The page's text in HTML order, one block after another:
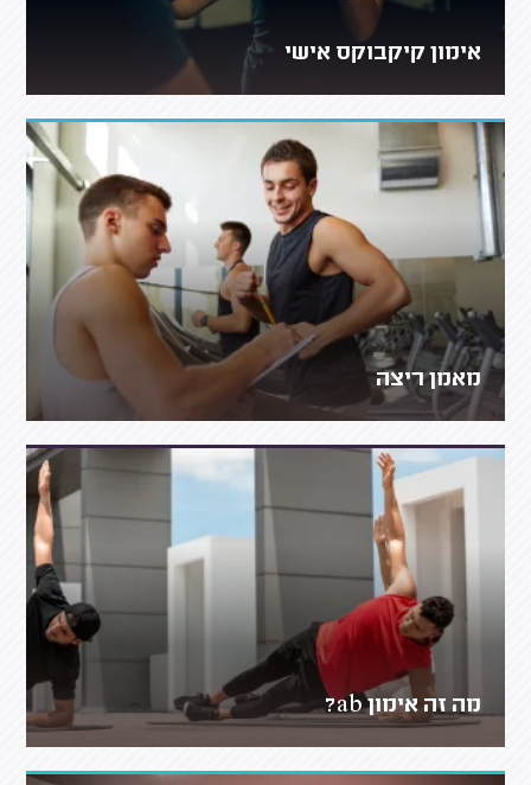
אימון קיקבוקס אישי
מאמן ריצה
מה זה אימון ab?